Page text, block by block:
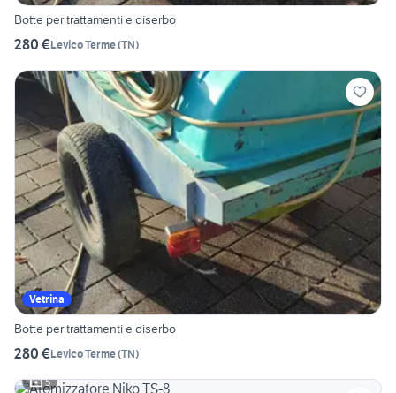
Botte per trattamenti e diserbo
280 €Levico Terme(TN)
Vetrina
Botte per trattamenti e diserbo
280 €Levico Terme(TN)
5